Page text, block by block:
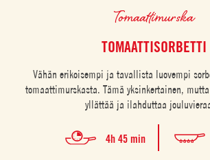
Tomaattimurska
TOMAATTISORBETTI
Vähän erikoisempi ja tavallista luovempi
tomaattimurskasta. Tämä yksinkertainen,
yllättää ja ilahduttaa
4h 45 min